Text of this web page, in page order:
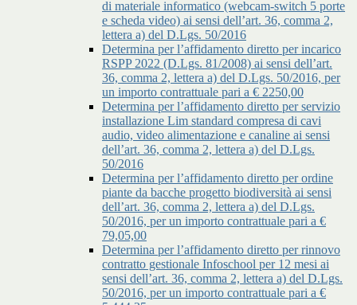
di materiale informatico (webcam-switch 5 porte
e scheda video) ai sensi dell’art. 36, comma 2,
lettera a) del D.Lgs. 50/2016
Determina per l’affidamento diretto per incarico
RSPP 2022 (D.Lgs. 81/2008) ai sensi dell’art.
36, comma 2, lettera a) del D.Lgs. 50/2016, per
un importo contrattuale pari a € 2250,00
Determina per l’affidamento diretto per servizio
installazione Lim standard compresa di cavi
audio, video alimentazione e canaline ai sensi
dell’art. 36, comma 2, lettera a) del D.Lgs.
50/2016
Determina per l’affidamento diretto per ordine
piante da bacche progetto biodiversità ai sensi
dell’art. 36, comma 2, lettera a) del D.Lgs.
50/2016, per un importo contrattuale pari a €
79,05,00
Determina per l’affidamento diretto per rinnovo
contratto gestionale Infoschool per 12 mesi ai
sensi dell’art. 36, comma 2, lettera a) del D.Lgs.
50/2016, per un importo contrattuale pari a €